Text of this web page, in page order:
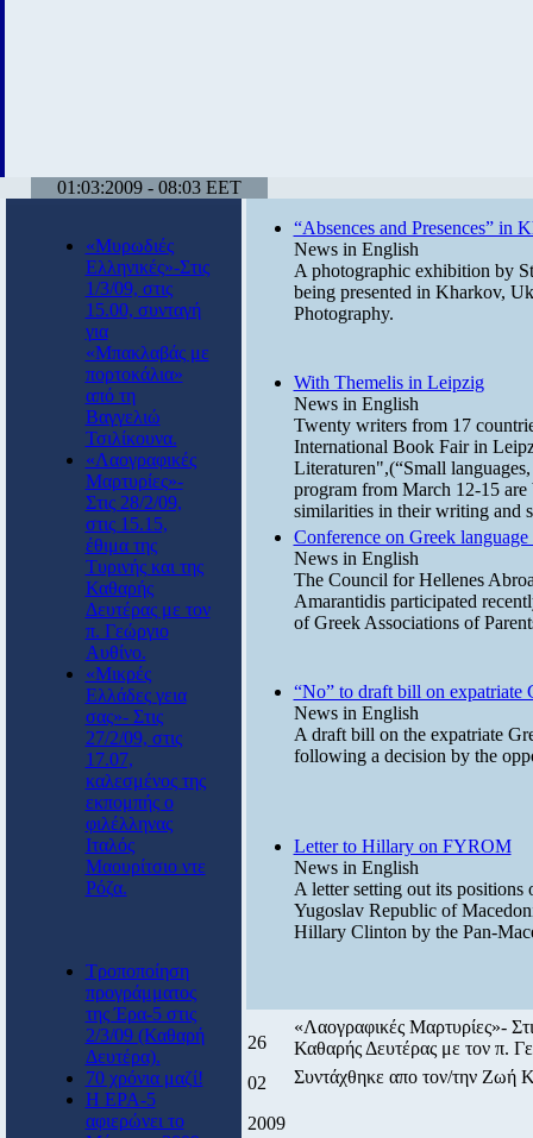
01:03:2009 - 08:03 EET
«Μυρωδιές
Ελληνικές»-Στις
1/3/09, στις
15.00, συνταγή
για
«Μπακλαβάς με
πορτοκάλια»
από τη
Βαγγελιώ
Τσιλίκουνα.
«Λαογραφικές
Μαρτυρίες»-
Στις 28/2/09,
στις 15.15,
έθιμα της
Τυρινής και της
Καθαρής
Δευτέρας με τον
π. Γεώργιο
Αυθίνο.
«Μικρές
Ελλάδες γεια
σας»- Στις
27/2/09, στις
17.07,
καλεσμένος της
εκπομπής ο
φιλέλληνας
Ιταλός
Μαουρίτσιο ντε
Ρόζα.
Τροποποίηση
προγράμματος
της Έρα-5 στις
2/3/09 (Καθαρή
Δευτέρα).
70 χρόνια μαζί!
Η ΕΡΑ-5
αφιερώνει το
“Absences and Presences” in
News in English
A photographic exhibition by
being presented in Kharkov,
Photography.
With Themelis in Leipzig
News in English
Twenty writers from 17
International Book Fair in
Literaturen",(“Small
program from March 12-15 are
similarities in their writing and
Conference on Greek
News in English
The Council for Hellenes
Amarantidis participated
of Greek Associations of
“No” to draft bill on expatriate
News in English
A draft bill on the expatriate
following a decision by the
Letter to Hillary on FYROM
News in English
A letter setting out its positions
Yugoslav Republic of
Hillary Clinton by the Pan-
26
02
2009
«Λαογραφικές Μαρτυρίες»-
Καθαρής Δευτέρας με τον π.
Συντάχθηκε απο τον/την Ζωή